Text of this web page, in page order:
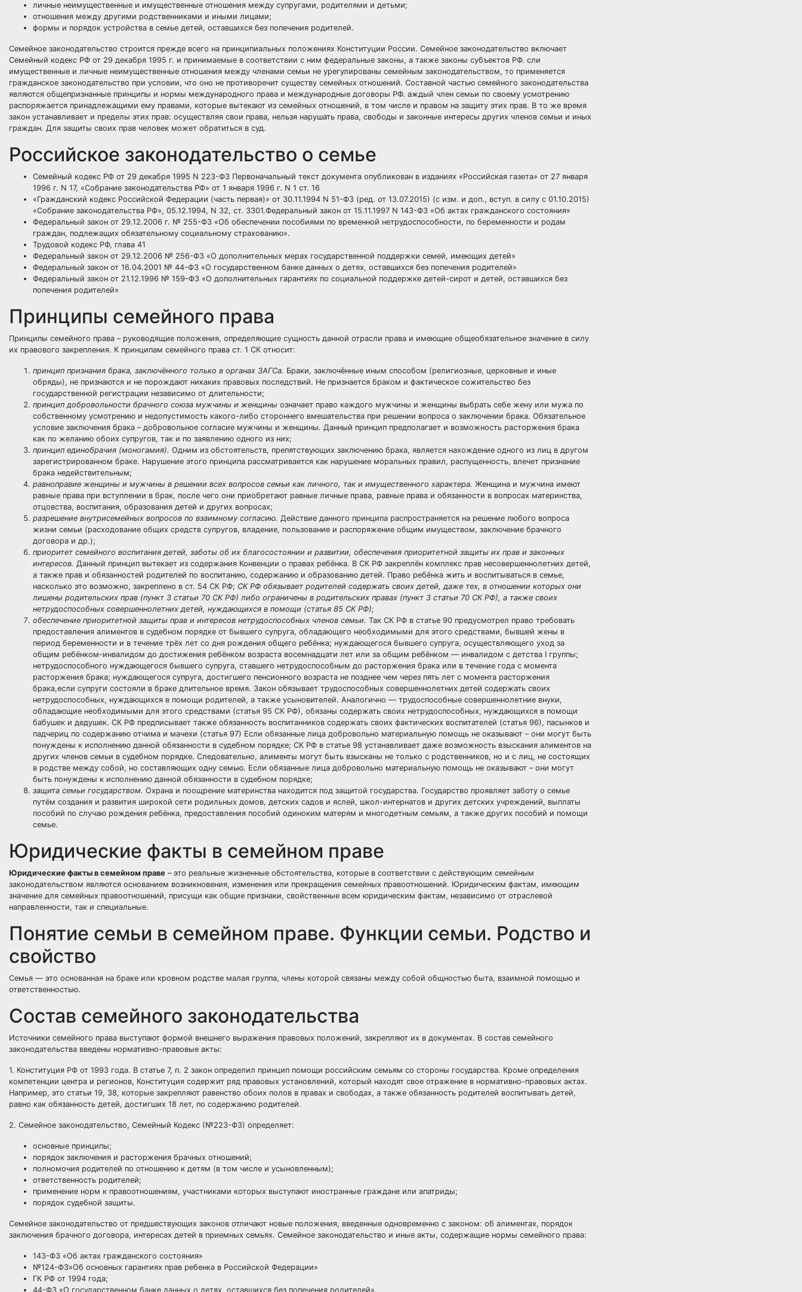
личные неимущественные и имущественные отношения меж­ду супругами, родителями и детьми;
отношения между другими родственниками и иными лицами;
формы и порядок устройства в семье детей, оставшихся без попечения родителей.
Семейное законодательство строится прежде всего на принципиальных положениях Конституции России. Семейное законодательство включает
Семейный кодекс РФ от 29 декабря 1995 г. и принимаемые в соответствии с ним федеральные законы, а также законы субъектов РФ. сли
имущественные и личные неимущественные отношения между членами семьи не урегулированы семейным законодатель­ством, то применяется
гражданское законодательство при усло­вии, что оно не противоречит существу семейных отношений. Составной частью семейного законодательства
являются общепризнанные принципы и нормы международного права и международные договоры РФ. аждый член семьи по своему усмотрению
распоряжается принадлежащими ему правами, которые вытекают из семейных отношений, в том числе и правом на защиту этих прав. В то же время
закон устанавливает и пределы этих прав: осуществляя свои права, нельзя нарушать права, свободы и законные интересы других членов семьи и иных
граждан. Для защиты своих прав человек может обратиться в суд.
Российское законодательство о семье
Семейный кодекс РФ от 29 декабря 1995 N 223-ФЗ Первоначальный текст документа опубликован в изданиях «Российская газета» от 27 января
1996 г. N 17, «Собрание законодательства РФ» от 1 января 1996 г. N 1 ст. 16
«Гражданский кодекс Российской Федерации (часть первая)» от 30.11.1994 N 51-ФЗ (ред. от 13.07.2015) (с изм. и доп., вступ. в силу с 01.10.2015)
«Собрание законодательства РФ», 05.12.1994, N 32, ст. 3301.Федеральный закон от 15.11.1997 N 143-ФЗ «Об актах гражданского состояния»
Федеральный закон от 29.12.2006 г. № 255-ФЗ «Об обеспечении пособиями по временной нетрудоспособности, по беременности и родам
граждан, подлежащих обязательному социальному страхованию».
Трудовой кодекс РФ, глава 41
Федеральный закон от 29.12.2006 № 256-ФЗ «О дополнительных мерах государственной поддержки семей, имеющих детей»
Федеральный закон от 16.04.2001 № 44-ФЗ «О государственном банке данных о детях, оставшихся без попечения родителей»
Федеральный закон от 21.12.1996 № 159-ФЗ «О дополнительных гарантиях по социальной поддержке детей-сирот и детей, оставшихся без
попечения родителей»
Принципы семейного права
Принципы семейного права – руководящие положения, определяющие сущность данной отрасли права и имеющие общеобязательное значение в силу
их правового закрепления. К принципам семейного права ст. 1 СК относит:
принцип признания брака, заключённого только в органах ЗАГСа. Браки, заключённые иным способом (религиозные, церковные и иные
обряды), не признаются и не порождают никаких правовых последствий. Не признается браком и фактическое сожительство без
государственной регистрации независимо от длительности;
принцип добровольности брачного союза мужчины и женщины означает право каждого мужчины и женщины выбрать себе жену или мужа по
собственному усмотрению и недопустимость какого-либо стороннего вмешательства при решении вопроса о заключении брака. Обязательное
условие заключения брака – добровольное согласие мужчины и женщины. Данный принцип предполагает и возможность расторжения брака
как по желанию обоих супругов, так и по заявлению одного из них;
принцип единобрачия (моногамия). Одним из обстоятельств, препятствующих заключению брака, является нахождение одного из лиц в другом
зарегистрированном браке. Нарушение этого принципа рассматривается как нарушение моральных правил, распущенность, влечет признание
брака недействительным;
равноправие женщины и мужчины в решении всех вопросов семьи как личного, так и имущественного характера. Женщина и мужчина имеют
равные права при вступлении в брак, после чего они приобретают равные личные права, равные права и обязанности в вопросах материнства,
отцовства, воспитания, образования детей и других вопросах;
разрешение внутрисемейных вопросов по взаимному согласию. Действие данного принципа распространяется на решение любого вопроса
жизни семьи (расходование общих средств супругов, владение, пользование и распоряжение общим имуществом, заключение брачного
договора и др.);
приоритет семейного воспитания детей, заботы об их благосостоянии и развитии, обеспечения приоритетной защиты их прав и законных
интересов. Данный принцип вытекает из содержания Конвенции о правах ребёнка. В СК РФ закреплён комплекс прав несовершеннолетних детей,
а также прав и обязанностей родителей по воспитанию, содержанию и образованию детей. Право ребёнка жить и воспитываться в семье,
насколько это возможно, закреплено в ст. 54 СК РФ; СК РФ обязывает родителей содержать своих детей, даже тех, в отношении которых они
лишены родительских прав (пункт 3 статьи 70 СК РФ) либо ограничены в родительских правах (пункт 3 статьи 70 СК РФ), а также своих
нетрудоспособных совершеннолетних детей, нуждающихся в помощи (статья 85 СК РФ);
обеспечение приоритетной защиты прав и интересов нетрудоспособных членов семьи. Так СК РФ в статье 90 предусмотрел право требовать
предоставления алиментов в судебном порядке от бывшего супруга, обладающего необходимыми для этого средствами, бывшей жены в
период беременности и в течение трёх лет со дня рождения общего ребёнка; нуждающегося бывшего супруга, осуществляющего уход за
общим ребёнком-инвалидом до достижения ребёнком возраста восемнадцати лет или за общим ребёнком — инвалидом с детства I группы;
нетрудоспособного нуждающегося бывшего супруга, ставшего нетрудоспособным до расторжения брака или в течение года с момента
расторжения брака; нуждающегося супруга, достигшего пенсионного возраста не позднее чем через пять лет с момента расторжения
брака,если супруги состояли в браке длительное время. Закон обязывает трудоспособных совершеннолетних детей содержать своих
нетрудоспособных, нуждающихся в помощи родителей, а также усыновителей. Аналогично — трудоспособные совершеннолетние внуки,
обладающие необходимыми для этого средствами (статья 95 СК РФ), обязаны содержать своих нетрудоспособных, нуждающихся в помощи
бабушек и дедушек. СК РФ предписывает также обязанность воспитанников содержать своих фактических воспитателей (статья 96), пасынков и
падчериц по содержанию отчима и мачехи (статья 97) Если обязанные лица добровольно материальную помощь не оказывают – они могут быть
понуждены к исполнению данной обязанности в судебном порядке; СК РФ в статье 98 устанавливает даже возможность взыскания алиментов на
других членов семьи в судебном порядке. Следовательно, алименты могут быть взысканы не только с родственников, но и с лиц, не состоящих
в родстве между собой, но составляющих одну семью. Если обязанные лица добровольно материальную помощь не оказывают – они могут
быть понуждены к исполнению данной обязанности в судебном порядке;
защита семьи государством. Охрана и поощрение материнства находится под защитой государства. Государство проявляет заботу о семье
путём создания и развития широкой сети родильных домов, детских садов и яслей, школ-интернатов и других детских учреждений, выплаты
пособий по случаю рождения ребёнка, предоставления пособий одиноким матерям и многодетным семьям, а также других пособий и помощи
семье.
Юридические факты в семейном праве
Юридические факты в семейном праве – это реальные жизненные обстоятельства, которые в соответствии с действующим семейным
законодательством являются основанием возникновения, изменения или прекращения семейных правоотношений. Юридическим фактам, имеющим
значение для семейных правоотношений, присущи как общие признаки, свойственные всем юридическим фактам, независимо от отраслевой
направленности, так и специальные.
Понятие семьи в семейном праве. Функции семьи. Родство и
свойство
Семья — это основанная на браке или кровном родстве малая группа, члены которой связаны между собой общностью быта, взаимной помощью и
ответственностью.
Состав семейного законодательства
Источники семейного права выступают формой внешнего выражения правовых положений, закрепляют их в документах. В состав семейного
законодательства введены нормативно-правовые акты:
1. Конституция РФ от 1993 года. В статье 7, п. 2 закон определил принцип помощи российским семьям со стороны государства. Кроме определения
компетенции центра и регионов, Конституция содержит ряд правовых установлений, который находят свое отражение в нормативно-правовых актах.
Например, это статьи 19, 38, которые закрепляют равенство обоих полов в правах и свободах, а также обязанность родителей воспитывать детей,
равно как обязанность детей, достигших 18 лет, по содержанию родителей.
2. Семейное законодательство, Семейный Кодекс (№223-ФЗ) определяет:
основные принципы;
порядок заключения и расторжения брачных отношений;
полномочия родителей по отношению к детям (в том числе и усыновленным);
ответственность родителей;
применение норм к правоотношениям, участниками которых выступают иностранные граждане или апатриды;
порядок судебной защиты.
Семейное законодательство от предшествующих законов отличают новые положения, введенные одновременно с законом: об алиментах, порядок
заключения брачного договора, интересах детей в приемных семьях. Семейное законодательство и иные акты, содержащие нормы семейного права:
143-ФЗ «Об актах гражданского состояния»
№124-ФЗ»Об основных гарантиях прав ребенка в Российской Федерации»
ГК РФ от 1994 года;
44-ФЗ «О государственном банке данных о детях, оставшихся без попечения родителей»